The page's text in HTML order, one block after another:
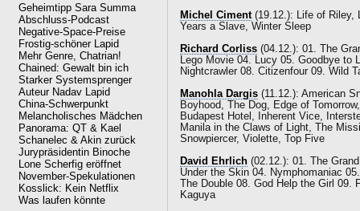
Geheimtipp Sara Summa
Abschluss-Podcast
Negative-Space-Preise
Frostig-schöner Lapid
Mehr Genre, Chatrian!
Chained: Gewalt bin ich
Starker Systemsprenger
Auteur Nadav Lapid
China-Schwerpunkt
Melancholisches Mädchen
Panorama: QT & Kael
Schanelec & Akin zurück
Jurypräsidentin Binoche
Lone Scherfig eröffnet
November-Spekulationen
Kosslick: Kein Netflix
Was laufen könnte
Michel Ciment(19.12.): Life of Riley,
Years a Slave, Winter Sleep
Richard Corliss (04.12.): 01. The
Lego Movie 04. Lucy 05. Goodbye to
Nightcrawler 08. Citizenfour 09. Wild
Manohla Dargis (11.12.): American
Boyhood, The Dog, Edge of
Budapest Hotel, Inherent Vice,
Manila in the Claws of Light, The
Snowpiercer, Violette, Top Five
David Ehrlich (02.12.): 01. The
Under the Skin 04. Nymphomaniac
The Double 08. God Help the Girl
Kaguya